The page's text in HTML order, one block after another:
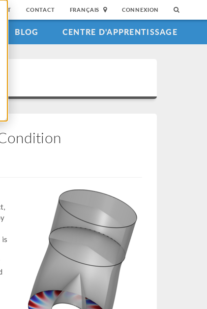
CONTACT FRANÇAIS CONNEXION
BLOG CENTRE D'APPRENTISSAGE
is